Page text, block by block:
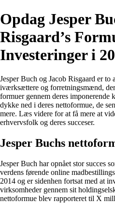
Opdag Jesper
Risgaard’s
Investeringer i
Jesper Buch og Jacob Risgaard er to
iværksættere og forretningsmænd,
formuer gennem deres imponerende
dykke ned i deres nettoformue, de
mere. Læs videre for at få mere at
erhvervsfolk og deres succeser.
Jesper Buchs
Jesper Buch har opnået stor succes
verdens førende online
2014 og er sidenhen fortsat med at
virksomheder gennem sit
nettoformue blev rapporteret til X